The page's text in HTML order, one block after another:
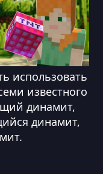
использовать
известного
динамит,
динамит,